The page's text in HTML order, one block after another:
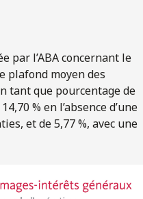
par l’ABA concernant le
plafond moyen des
tant que pourcentage de
% en l’absence d’une
et de 5,77 %, avec une